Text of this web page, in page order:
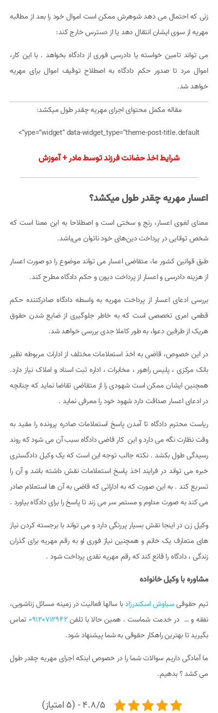
زنی که احتمال می دهد شوهرش ممکن است اموال خود را بعد از مطالبه
مهریه از سوی ایشان انتقال دهد یا از دسترس خارج کند:
می تواند تامین خواسته یا دادرسی فوری از دادگاه بخواهد . با این کار،
اموال مرد تا صدور حکم دادگاه به اصطلاح توقیف اموال برای مهریه
خواهد شد.
مقاله مکمل محتوای اجرای مهریه چقدر طول میکشد:
ype=”widget” data-widget_type=”theme-post-title.default”>
شرایط اخذ حضانت فرزند توسط مادر + آموزش
اعسار مهریه چقدر طول میکشد؟
معنای لغوی اعسار، رنج و سختی است و اصطلاحا به این معنا است که
شخص توانایی در پرداخت دین‌های خود ناتوان می‌باشد.
طبق قوانین کشور ما، متقاضی اعسار می تواند موضوع را دو صورت اعسار
از هزینه دادرسی و اعسار از پرداخت دیون و حکم دادگاه مطرح کند.
بررسی ادعای اعسار از پرداخت مهریه به واسطه دادگاه صادرکننده حکم
قطعی امری تخصصی است که به خاطر جلوگیری از ضایع شدن حقوق
هریک از طرفین دعوا، به طور کاملا جدی بررسی خواهد شد.
در این خصوص، قاضی به اخذ استعلامات مختلف از ادارات مربوطه نظیر
بانک مرکزی ، پلیس راهور ، مخابرات ، اداره ثبت اسناد و املاک نیاز دارد.
همچنین ایشان ممکن است شهودی را از متقاضی تقاضا نماید که چنانچه
در ادعای اعسار صداقت دارد شهود خود را معرفی نماید .
ریاست محترم دادگاه تا آمدن پاسخ استعلامات صادره پرونده را مقید به
وقت نظارت نگه می دارد و این کار قاضی دادگاه سبب آن می شود که روند
رسیدگی طول بکشد . نکته جالب توجه این است که یک وکیل دادگستری
خبره می تواند در فرایند اخذ پاسخ استعلامات نقش داشته باشد و آن را
تسریع کند . به این صورت که به اداراتی که قاضی به آن ها استعلام صادر
می کند به صورت مداوم و مستمر سر می زند تا پاسخ را برای دادگاه بیاورد .
وکیل زن در اینجا نقش بسیار پررنگی دارد و می تواند با برجسته کردن نیاز
های متعارف یک خانم و همچنین نیاز فوری او به رقم مهریه برای گذران
زندگی ، دادگاه را قانع کند که رقم مهریه نقدی پرداخت شود .
مشاوره با وکیل خانواده
تیم حقوقیسیاوش اسکندرزادبا سالها فعالیت در زمینه مسائل زناشویی،
نفقه و … در خدمت شماست . همین حالا با تلفن09120712942 تماس
بگیرید تا بهترین راهکار حقوقی به شما پیشنهاد شود.
ما آمادگی داریم سوالات شما را در خصوص اینکه اجرای مهریه چقدر طول
می کشد ؟ بدهیم.
4.8/5 - (5 امتیاز)